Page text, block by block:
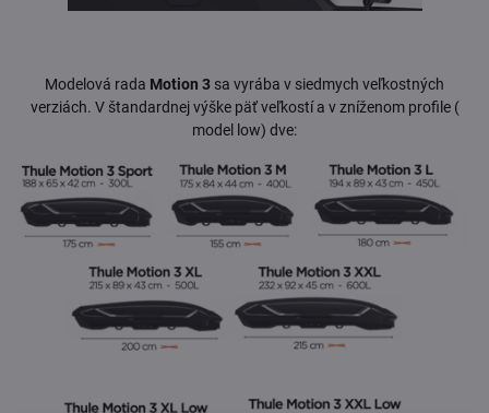
Modelová rada Motion 3 sa vyrába v siedmych veľkostných
verziách. V štandardnej výške päť veľkostí a v zníženom profile (
model low) dve: